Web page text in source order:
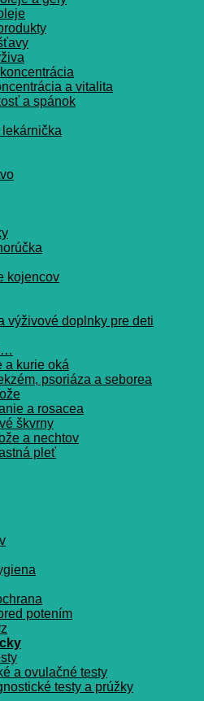
a vitalita
a spánok
kojencov
výživové doplnky pre deti
a kurie oká
psoriáza a seborea
a rosacea
škvrny
a nechtov
pleť
potením
a ovulačné testy
testy a prúžky